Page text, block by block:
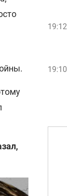
19:12
19:10